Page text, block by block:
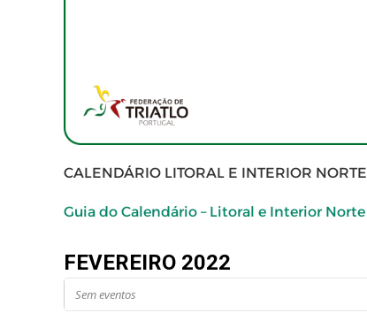
CALENDÁRIO LITORAL E INTERIOR NORTE
Guia do Calendário – Litoral e Interior Norte
FEVEREIRO 2022
Sem eventos